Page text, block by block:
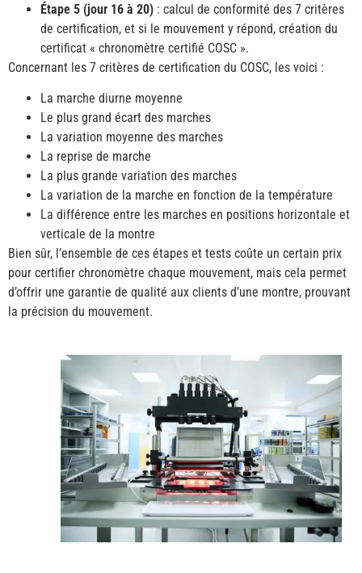
Étape 5 (jour 16 à 20) : calcul de conformité des 7 critères
de certification, et si le mouvement y répond, création du
certificat « chronomètre certifié COSC ».
Concernant les 7 critères de certification du COSC, les voici :
La marche diurne moyenne
Le plus grand écart des marches
La variation moyenne des marches
La reprise de marche
La plus grande variation des marches
La variation de la marche en fonction de la température
La différence entre les marches en positions horizontale et
verticale de la montre
Bien sûr, l’ensemble de ces étapes et tests coûte un certain prix
pour certifier chronomètre chaque mouvement, mais cela permet
d’offrir une garantie de qualité aux clients d’une montre, prouvant
la précision du mouvement.